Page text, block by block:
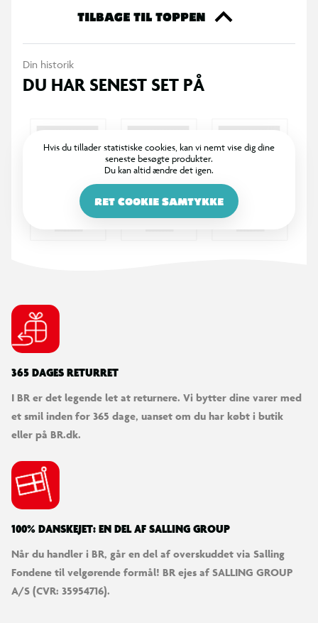
TILBAGE TIL TOPPEN
Din historik
DU HAR SENEST SET PÅ
Hvis du tillader statistiske cookies, kan vi nemt vise dig dine
seneste besøgte produkter.
Du kan altid ændre det igen.
RET COOKIE SAMTYKKE
365 DAGES RETURRET
I BR er det legende let at returnere. Vi bytter dine varer med
et smil inden for 365 dage, uanset om du har købt i butik
eller på BR.dk.
100% DANSKEJET: EN DEL AF SALLING GROUP
Når du handler i BR, går en del af overskuddet via Salling
Fondene til velgørende formål! BR ejes af SALLING GROUP
A/S (CVR: 35954716).